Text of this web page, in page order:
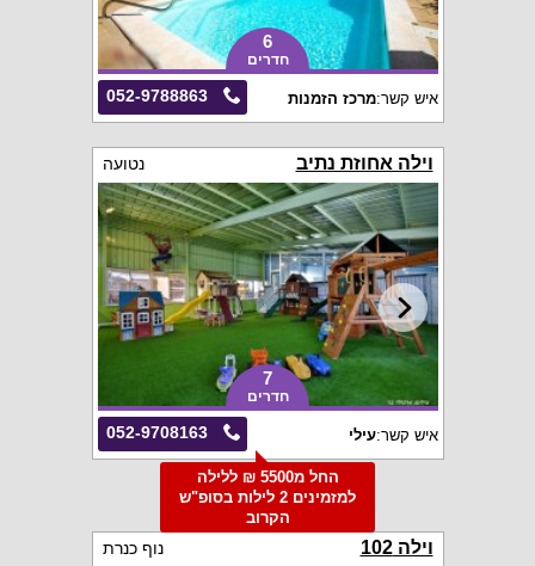
6
חדרים
052-9788863 איש קשר:מרכז הזמנות
וילה אחוזת נתיב נטועה
7
חדרים
052-9708163 איש קשר:עילי
החל מ5500 ₪ ללילה
למזמינים 2 לילות בסופ"ש
הקרוב
וילה 102 נוף כנרת